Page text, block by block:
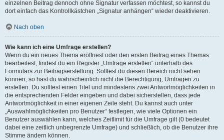
einzelnen Beitrag dennoch ohne Signatur verfassen möchtest, so kannst du
dort einfach das Kontrollkästchen „Signatur anhängen“ wieder deaktivieren.
Nach oben
Wie kann ich eine Umfrage erstellen?
Wenn du ein neues Thema eröffnest oder den ersten Beitrag eines Themas
bearbeitest, findest du ein Register „Umfrage erstellen“ unterhalb des
Formulars zur Beitragserstellung. Solltest du diesen Bereich nicht sehen
können, so hast du wahrscheinlich nicht die Berechtigung, Umfragen zu
erstellen. Du solltest einen Titel und mindestens zwei Antwortmöglichkeiten in
die entsprechenden Felder eingeben und dabei sicherstellen, dass jede
Antwortmöglichkeit in einer eigenen Zeile steht. Du kannst auch unter
„Auswahlmöglichkeiten pro Benutzer“ festlegen, wie viele Optionen ein
Benutzer auswählen kann, welches Zeitlimit für die Umfrage gilt (0 bedeutet
dabei eine zeitlich unbegrenzte Umfrage) und schließlich, ob die Benutzer ihre
Stimme ändern können.